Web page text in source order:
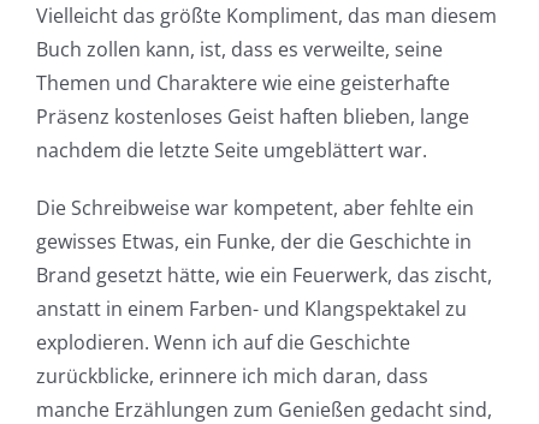
Vielleicht das größte Kompliment, das man diesem
Buch zollen kann, ist, dass es verweilte, seine
Themen und Charaktere wie eine geisterhafte
Präsenz kostenloses Geist haften blieben, lange
nachdem die letzte Seite umgeblättert war.
Die Schreibweise war kompetent, aber fehlte ein
gewisses Etwas, ein Funke, der die Geschichte in
Brand gesetzt hätte, wie ein Feuerwerk, das zischt,
anstatt in einem Farben- und Klangspektakel zu
explodieren. Wenn ich auf die Geschichte
zurückblicke, erinnere ich mich daran, dass
manche Erzählungen zum Genießen gedacht sind,